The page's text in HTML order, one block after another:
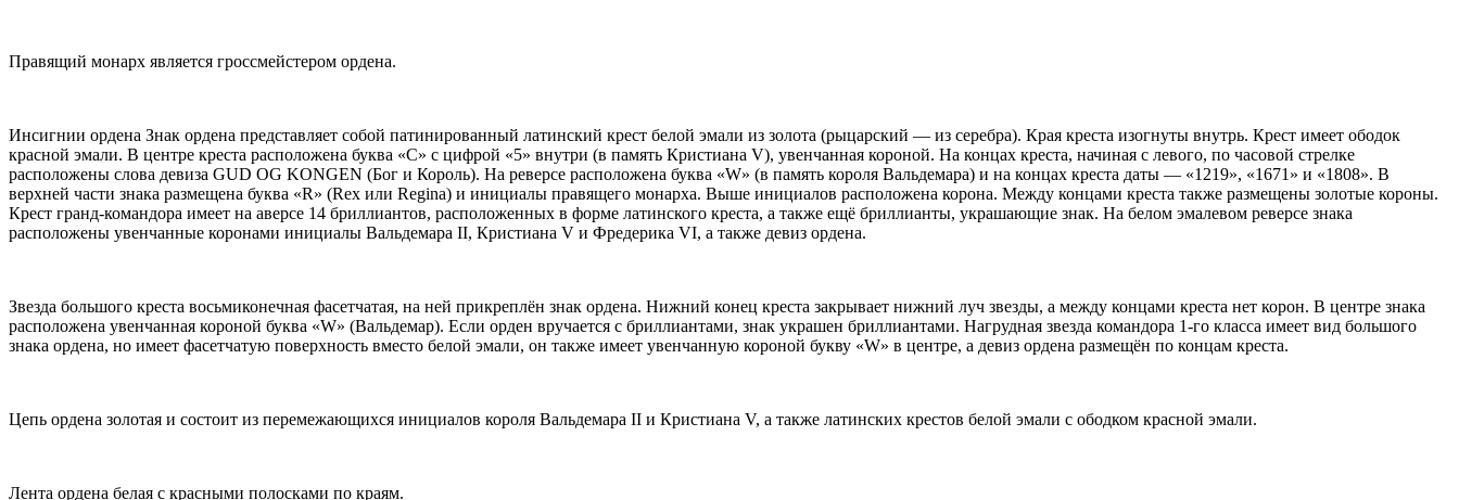
Правящий монарх является гроссмейстером ордена.
Инсигнии ордена Знак ордена представляет собой патинированный латинский крест белой эмали из золота (рыцарский — из серебра). Края креста изогнуты внутрь. Крест имеет ободок
красной эмали. В центре креста расположена буква «C» с цифрой «5» внутри (в память Кристиана V), увенчанная короной. На концах креста, начиная с левого, по часовой стрелке
расположены слова девиза GUD OG KONGEN (Бог и Король). На реверсе расположена буква «W» (в память короля Вальдемара) и на концах креста даты — «1219», «1671» и «1808». В
верхней части знака размещена буква «R» (Rex или Regina) и инициалы правящего монарха. Выше инициалов расположена корона. Между концами креста также размещены золотые короны.
Крест гранд-командора имеет на аверсе 14 бриллиантов, расположенных в форме латинского креста, а также ещё бриллианты, украшающие знак. На белом эмалевом реверсе знака
расположены увенчанные коронами инициалы Вальдемара II, Кристиана V и Фредерика VI, а также девиз ордена.
Звезда большого креста восьмиконечная фасетчатая, на ней прикреплён знак ордена. Нижний конец креста закрывает нижний луч звезды, а между концами креста нет корон. В центре знака
расположена увенчанная короной буква «W» (Вальдемар). Если орден вручается с бриллиантами, знак украшен бриллиантами. Нагрудная звезда командора 1-го класса имеет вид большого
знака ордена, но имеет фасетчатую поверхность вместо белой эмали, он также имеет увенчанную короной букву «W» в центре, а девиз ордена размещён по концам креста.
Цепь ордена золотая и состоит из перемежающихся инициалов короля Вальдемара II и Кристиана V, а также латинских крестов белой эмали с ободком красной эмали.
Лента ордена белая с красными полосками по краям.